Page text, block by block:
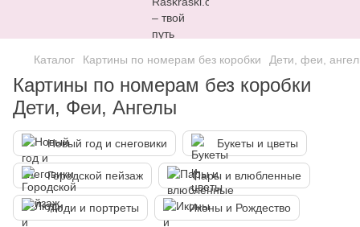
Каталог Картины по номерам без коробки Дети, феи,
Картины по номерам без коробки
Дети, Феи, Ангелы
Новый год и снеговики Букеты и цветы
Городской пейзаж Пары и влюбленные
Люди и портреты Иконы и Рождество